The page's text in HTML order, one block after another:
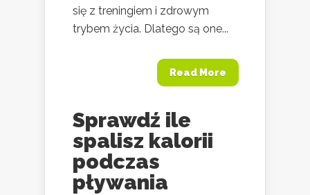
się z treningiem i zdrowym
trybem życia. Dlatego są one...
Read More
Sprawdź ile
spalisz kalorii
podczas
pływania